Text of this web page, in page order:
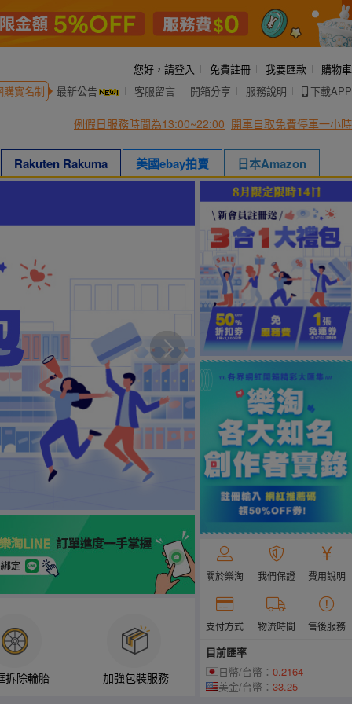
您好， 請登入 免費註冊 我要匯款
購物車
實名制
最新公告 客服留言 開箱分享 服務說明 下載APP
例假日服務時間為13:00~22:00 開車自取免費停車一小時
Rakuten Rakuma 美國ebay拍賣 日本Amazon
拆除輪胎 加強包裝服務
關於樂淘 我們保證 費用說明
支付方式 物流時間 售後服務
目前匯率
日幣/台幣： 0.2164
美金/台幣： 33.25